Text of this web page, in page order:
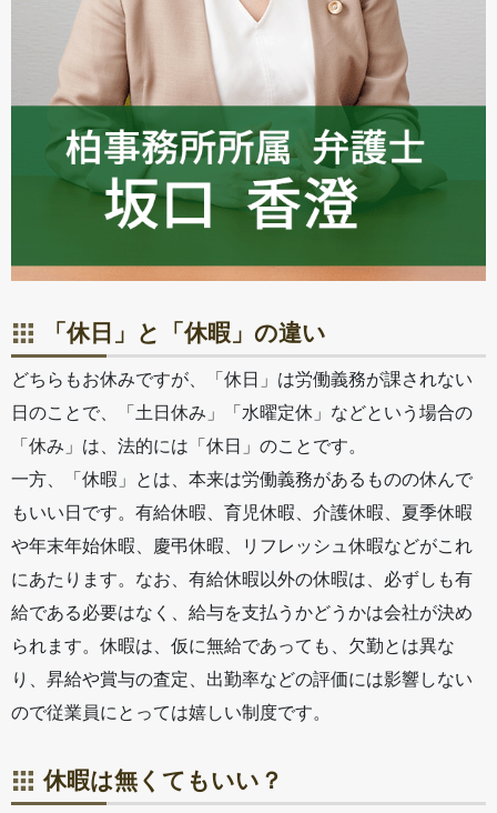
「休日」と「休暇」の違い
どちらもお休みですが、「休日」は労働義務が課されない
日のことで、「土日休み」「水曜定休」などという場合の
「休み」は、法的には「休日」のことです。
一方、「休暇」とは、本来は労働義務があるものの休んで
もいい日です。有給休暇、育児休暇、介護休暇、夏季休暇
や年末年始休暇、慶弔休暇、リフレッシュ休暇などがこれ
にあたります。なお、有給休暇以外の休暇は、必ずしも有
給である必要はなく、給与を支払うかどうかは会社が決め
られます。休暇は、仮に無給であっても、欠勤とは異な
り、昇給や賞与の査定、出勤率などの評価には影響しない
ので従業員にとっては嬉しい制度です。
休暇は無くてもいい？